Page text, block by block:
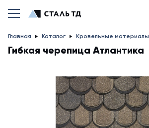
Главная Каталог Кровельные материалы
Гибкая черепица Атлантика